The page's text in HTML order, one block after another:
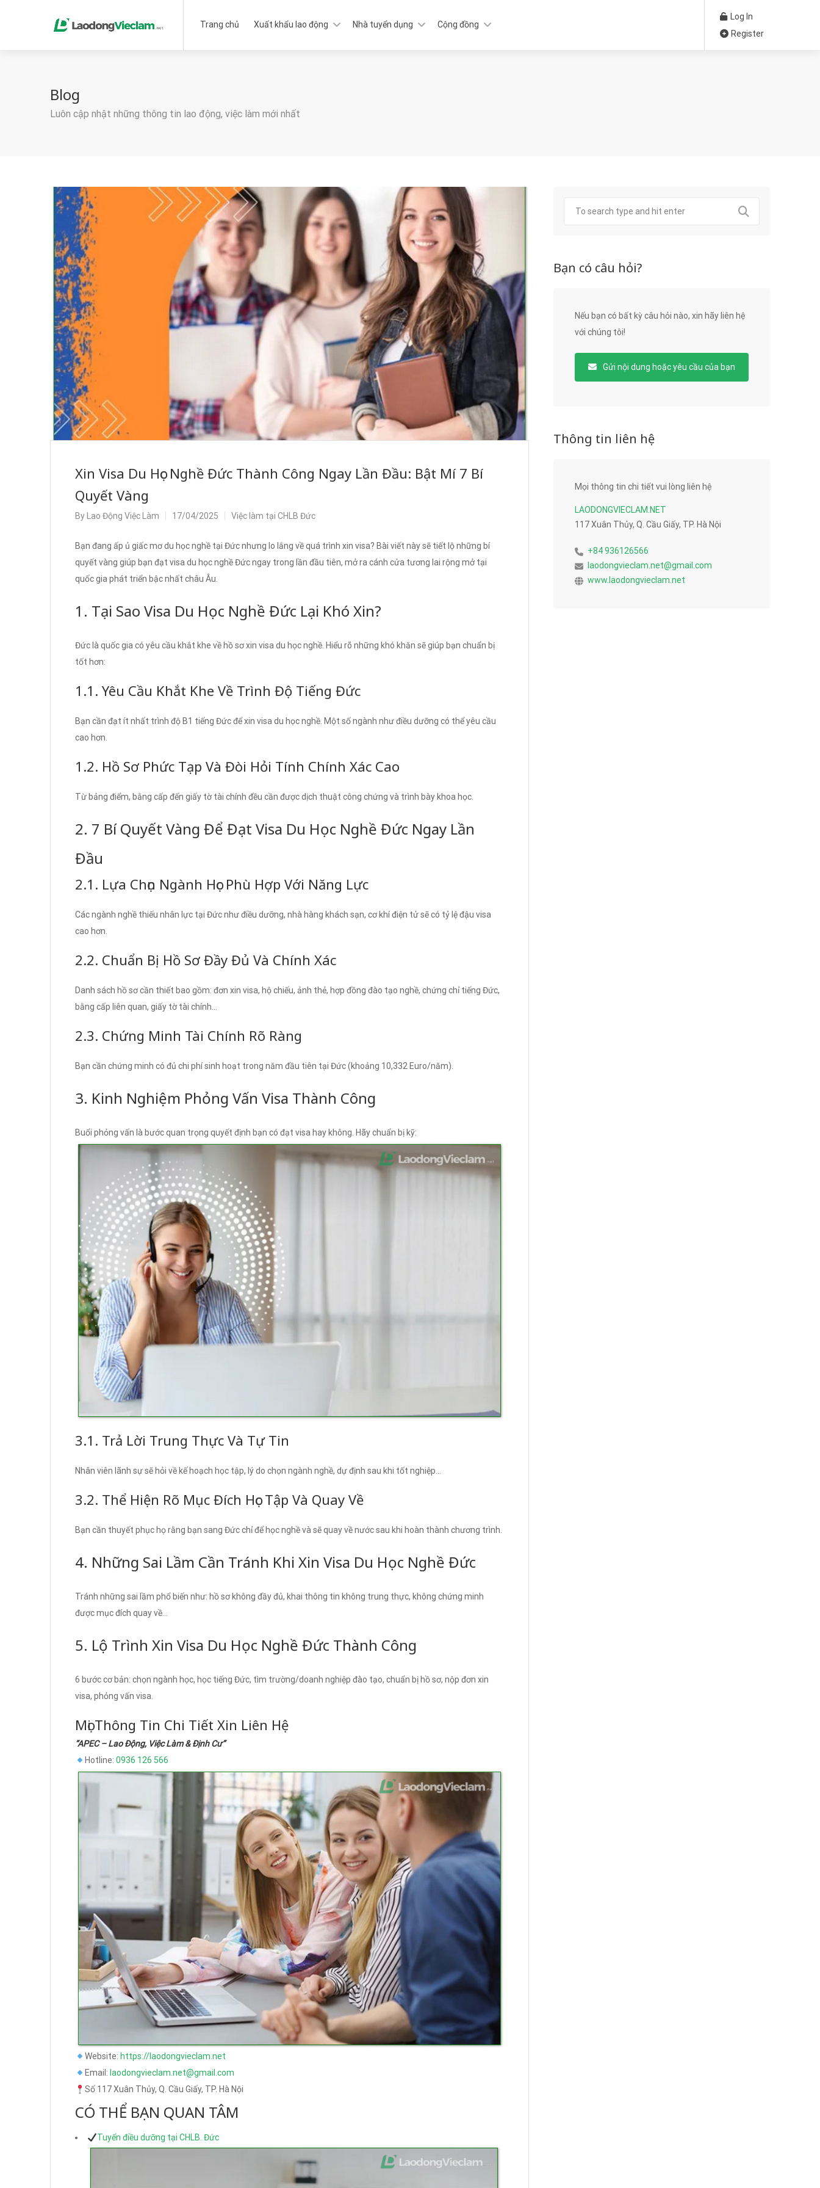
Trang chủ Xuất khẩu lao động Nhà tuyển dụng Cộng đồng
Log In
Register
Blog
Luôn cập nhật những thông tin lao động, việc làm mới nhất
Xin Visa Du Học Nghề Đức Thành Công Ngay Lần Đầu: Bật Mí 7 Bí
Quyết Vàng
By Lao Động Việc Làm 17/04/2025 Việc làm tại CHLB Đức
Bạn đang ấp ủ giấc mơ du học nghề tại Đức nhưng lo lắng về quá trình xin visa? Bài viết này sẽ tiết lộ những bí
quyết vàng giúp bạn đạt visa du học nghề Đức ngay trong lần đầu tiên, mở ra cánh cửa tương lai rộng mở tại
quốc gia phát triển bậc nhất châu Âu.
1. Tại Sao Visa Du Học Nghề Đức Lại Khó Xin?
Đức là quốc gia có yêu cầu khắt khe về hồ sơ xin visa du học nghề. Hiểu rõ những khó khăn sẽ giúp bạn chuẩn bị
tốt hơn:
1.1. Yêu Cầu Khắt Khe Về Trình Độ Tiếng Đức
Bạn cần đạt ít nhất trình độ B1 tiếng Đức để xin visa du học nghề. Một số ngành như điều dưỡng có thể yêu cầu
cao hơn.
1.2. Hồ Sơ Phức Tạp Và Đòi Hỏi Tính Chính Xác Cao
Từ bảng điểm, bằng cấp đến giấy tờ tài chính đều cần được dịch thuật công chứng và trình bày khoa học.
2. 7 Bí Quyết Vàng Để Đạt Visa Du Học Nghề Đức Ngay Lần
Đầu
2.1. Lựa Chọn Ngành Học Phù Hợp Với Năng Lực
Các ngành nghề thiếu nhân lực tại Đức như điều dưỡng, nhà hàng khách sạn, cơ khí điện tử sẽ có tỷ lệ đậu visa
cao hơn.
2.2. Chuẩn Bị Hồ Sơ Đầy Đủ Và Chính Xác
Danh sách hồ sơ cần thiết bao gồm: đơn xin visa, hộ chiếu, ảnh thẻ, hợp đồng đào tạo nghề, chứng chỉ tiếng Đức,
bằng cấp liên quan, giấy tờ tài chính…
2.3. Chứng Minh Tài Chính Rõ Ràng
Bạn cần chứng minh có đủ chi phí sinh hoạt trong năm đầu tiên tại Đức (khoảng 10,332 Euro/năm).
3. Kinh Nghiệm Phỏng Vấn Visa Thành Công
Buổi phỏng vấn là bước quan trọng quyết định bạn có đạt visa hay không. Hãy chuẩn bị kỹ:
3.1. Trả Lời Trung Thực Và Tự Tin
Nhân viên lãnh sự sẽ hỏi về kế hoạch học tập, lý do chọn ngành nghề, dự định sau khi tốt nghiệp…
3.2. Thể Hiện Rõ Mục Đích Học Tập Và Quay Về
Bạn cần thuyết phục họ rằng bạn sang Đức chỉ để học nghề và sẽ quay về nước sau khi hoàn thành chương trình.
4. Những Sai Lầm Cần Tránh Khi Xin Visa Du Học Nghề Đức
Tránh những sai lầm phổ biến như: hồ sơ không đầy đủ, khai thông tin không trung thực, không chứng minh
được mục đích quay về…
5. Lộ Trình Xin Visa Du Học Nghề Đức Thành Công
6 bước cơ bản: chọn ngành học, học tiếng Đức, tìm trường/doanh nghiệp đào tạo, chuẩn bị hồ sơ, nộp đơn xin
visa, phỏng vấn visa.
Mọi Thông Tin Chi Tiết Xin Liên Hệ
“APEC – Lao Động, Việc Làm & Định Cư”
Hotline: 0936 126 566
Website: https://laodongvieclam.net
Email: laodongvieclam.net@gmail.com
Số 117 Xuân Thủy, Q. Cầu Giấy, TP. Hà Nội
CÓ THỂ BẠN QUAN TÂM
Tuyển điều dưỡng tại CHLB. Đức
Bạn có câu hỏi?
Nếu bạn có bất kỳ câu hỏi nào, xin hãy liên hệ
với chúng tôi!
Gửi nội dung hoặc yêu cầu của bạn
Thông tin liên hệ
Mọi thông tin chi tiết vui lòng liên hệ
LAODONGVIECLAM.NET
117 Xuân Thủy, Q. Cầu Giấy, TP. Hà Nội
+84 936126566
laodongvieclam.net@gmail.com
www.laodongvieclam.net